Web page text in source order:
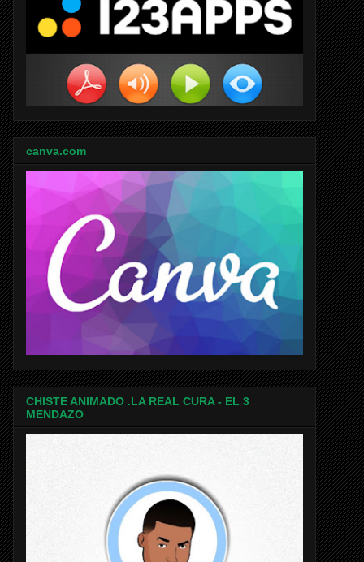
canva.com
CHISTE ANIMADO .LA REAL CURA - EL 3
MENDAZO